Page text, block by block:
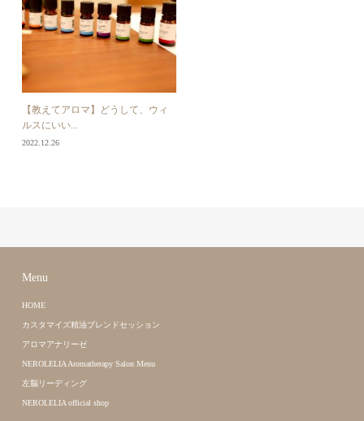
【教えてアロマ】どうして、ウィ
ルスにいい...
2022.12.26
Menu
HOME
カスタマイズ精油ブレンドセッション
アロマアナリーゼ
NEROLELIA Aromatherapy Salon Menu
左脳リーディング
NEROLELIA official shop